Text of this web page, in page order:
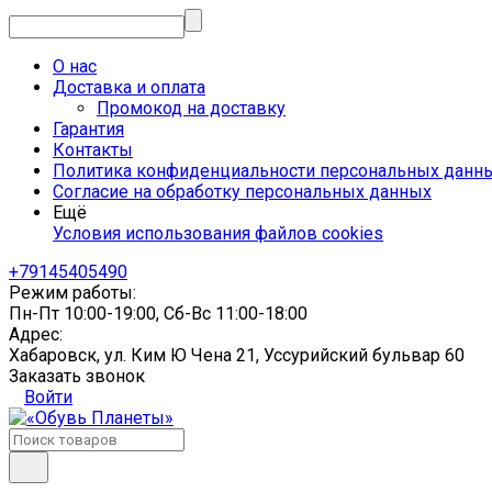
О нас
Доставка и оплата
Промокод на доставку
Гарантия
Контакты
Политика конфиденциальности персональных
Согласие на обработку персональных данных
Ещё
Условия использования файлов cookies
+79145405490
Режим работы:
Пн-Пт 10:00-19:00, Сб-Вс 11:00-18:00
Адрес:
Хабаровск, ул. Ким Ю Чена 21, Уссурийский бульвар 60
Заказать звонок
Войти